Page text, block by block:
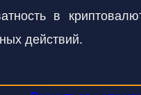
в
действий.